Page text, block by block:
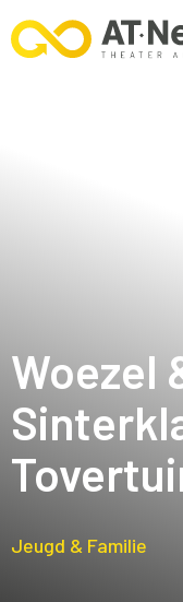
Woezel
Jeugd & Familie